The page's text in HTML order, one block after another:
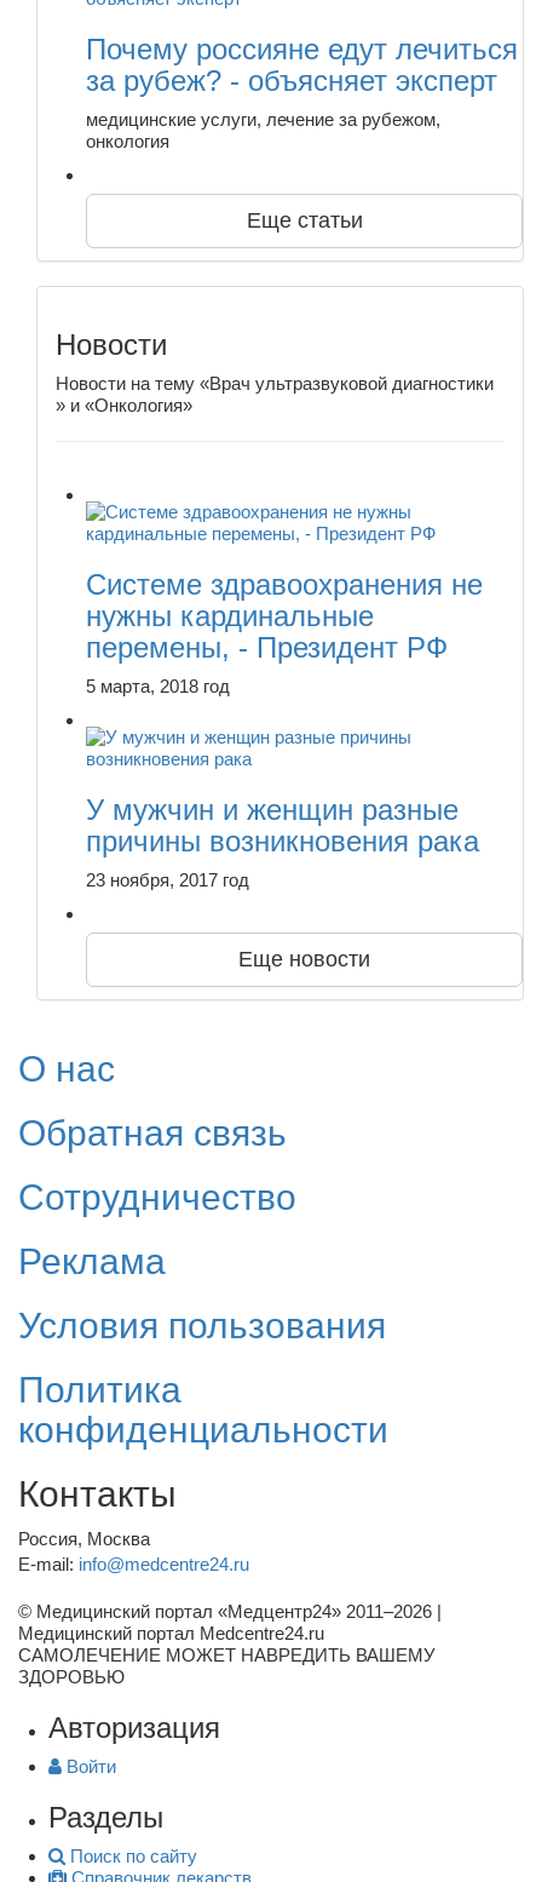
Почему россияне едут лечиться
за рубеж? - объясняет эксперт
медицинские услуги, лечение за рубежом,
онкология
Еще статьи
Новости
Новости на тему «Врач ультразвуковой диагностики
» и «Онкология»
Системе здравоохранения не
нужны кардинальные
перемены, - Президент РФ
5 марта, 2018 год
У мужчин и женщин разные
причины возникновения рака
23 ноября, 2017 год
Еще новости
О нас
Обратная связь
Сотрудничество
Реклама
Условия пользования
Политика
конфиденциальности
Контакты
Россия, Москва
E-mail: info@medcentre24.ru
© Медицинский портал «Медцентр24» 2011–2026 |
Медицинский портал Medcentre24.ru
САМОЛЕЧЕНИЕ МОЖЕТ НАВРЕДИТЬ ВАШЕМУ
ЗДОРОВЬЮ
Авторизация
Войти
Разделы
Поиск по сайту